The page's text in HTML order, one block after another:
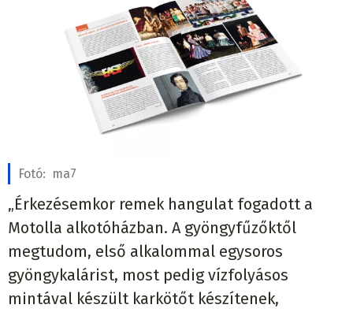
Fotó: ma7
„Érkezésemkor remek hangulat fogadott a
Motolla alkotóházban. A gyöngyfűzőktől
megtudom, első alkalommal egysoros
gyöngykalárist, most pedig vízfolyásos
mintával készült karkötőt készítenek,